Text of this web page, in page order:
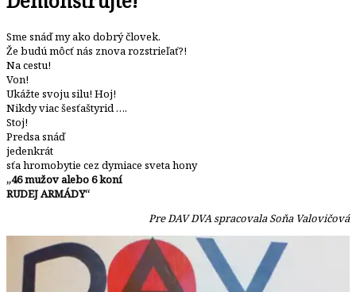
Sme snáď my ako dobrý človek.
Že budú môcť nás znova rozstrieľať?!
Na cestu!
Von!
Ukážte svoju silu! Hoj!
Nikdy viac šesťaštyrid ….
Stoj!
Predsa snáď
jedenkrát
sťa hromobytie cez dymiace sveta hony
„46 mužov alebo 6 koní
RUDEJ ARMÁDY“
Pre DAV DVA spracovala Soňa Valovičová